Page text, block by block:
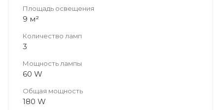
Площадь освещения
9 м²
Количество ламп
3
Мощность лампы
60 W
Общая мощность
180 W